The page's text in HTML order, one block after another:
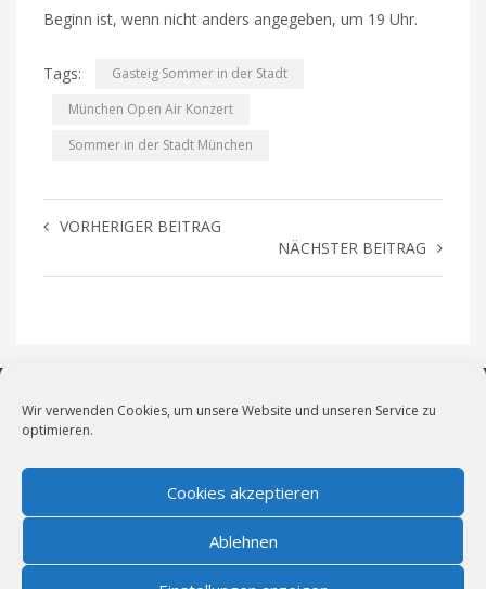
Wir verwenden Cookies, um unsere Website und unseren Service zu
optimieren.
Cookies akzeptieren
Ablehnen
Beginn ist, wenn nicht anders angegeben, um 19 Uhr.
Tags:
Gasteig Sommer in der Stadt
München Open Air Konzert
Sommer in der Stadt München
VORHERIGER BEITRAG
NÄCHSTER BEITRAG
vollblut LiveMarketingLive- und Kulturmarketing für München.
News|Impressum|Cookie-Richtlinie (EU)|Datenschutz
AGBs für öffentliche Veranstaltungen